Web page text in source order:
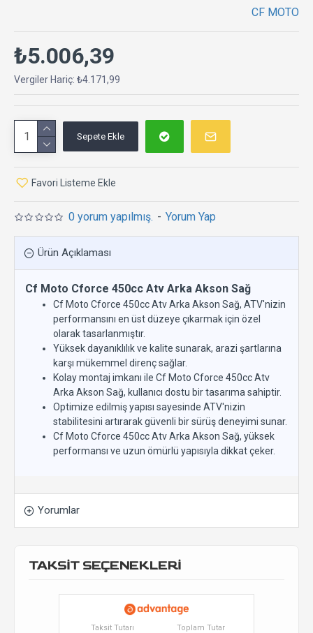
CF MOTO
0 yorum yapılmış. - Yorum Yap
₺5.006,39
Vergiler Hariç: ₺4.171,99
Sepete Ekle
Favori Listeme Ekle
Ürün Açıklaması
Cf Moto Cforce 450cc Atv Arka Akson Sağ
Cf Moto Cforce 450cc Atv Arka Akson Sağ, ATV'nizin
performansını en üst düzeye çıkarmak için özel
olarak tasarlanmıştır.
Yüksek dayanıklılık ve kalite sunarak, arazi şartlarına
karşı mükemmel direnç sağlar.
Kolay montaj imkanı ile Cf Moto Cforce 450cc Atv
Arka Akson Sağ, kullanıcı dostu bir tasarıma sahiptir.
Optimize edilmiş yapısı sayesinde ATV'nizin
stabilitesini artırarak güvenli bir sürüş deneyimi sunar.
Cf Moto Cforce 450cc Atv Arka Akson Sağ, yüksek
performansı ve uzun ömürlü yapısıyla dikkat çeker.
Yorumlar
TAKSİT SEÇENEKLERİ
Taksit Tutarı Toplam Tutar